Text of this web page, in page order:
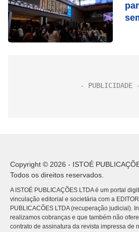
Copyright © 2026 - ISTOÉ
Todos os direitos reservados.
A ISTOÉ PUBLICAÇÕES LTDA é um portal
vinculação editorial e societária com a
PUBLICACÕES LTDA (recuperação judicial).
realizamos cobranças e que também não
contrato de assinatura da revista impressa de